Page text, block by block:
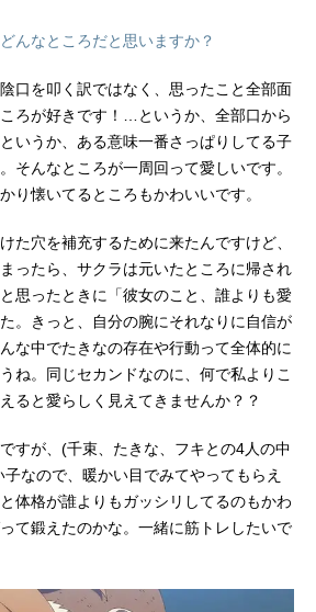
なところだと思いますか？
口を叩く訳ではなく、思ったこと全部面
ろが好きです！…というか、全部口から
いうか、ある意味一番さっぱりしてる子
そんなところが一周回って愛しいです。
り懐いてるところもかわいいです。
た穴を補充するために来たんですけど、
ったら、サクラは元いたところに帰され
思ったときに「彼女のこと、誰よりも愛
。きっと、自分の腕にそれなりに自信が
な中でたきなの存在や行動って全体的に
ね。同じセカンドなのに、何で私よりこ
ると愛らしく見えてきませんか？？
すが、(千束、たきな、フキとの4人の中
なので、暖かい目でみてやってもらえ
体格が誰よりもガッシリしてるのもかわ
て鍛えたのかな。一緒に筋トレしたいで